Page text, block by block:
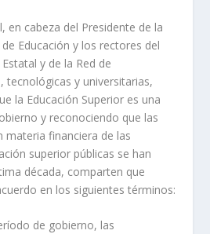
en cabeza del Presidente de la
Educación y los rectores del
y de la Red de
tecnológicas y universitarias,
la Educación Superior es una
y reconociendo que las
materia financiera de las
superior públicas se han
década, comparten que
en los siguientes términos:
de gobierno, las